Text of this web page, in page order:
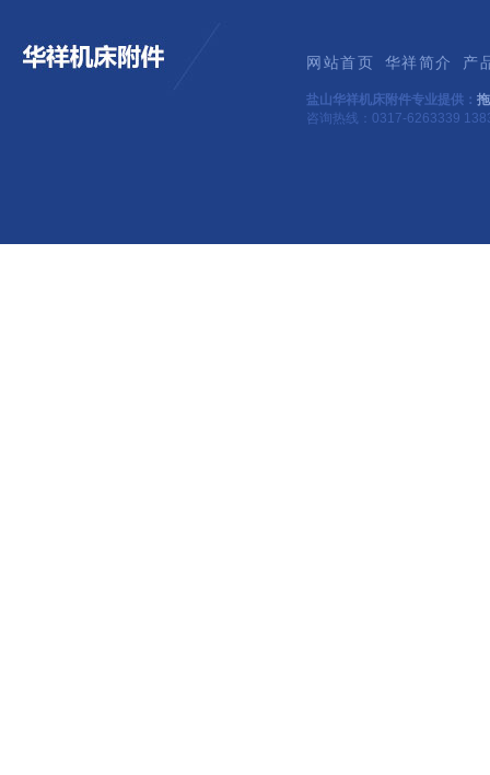
网站首页 华祥简介 产
盐山华祥机床附件专业提供：
咨询热线：0317-6263339